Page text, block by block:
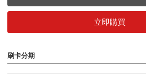
立即購買
刷卡分期